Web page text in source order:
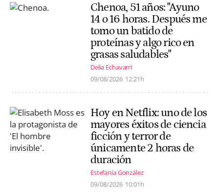
Chenoa, 51 años: "Ayuno
14 o 16 horas. Después me
tomo un batido de
proteínas y algo rico en
grasas saludables"
Delia Echavarri
09/08/2026 12:21h
Hoy en Netflix: uno de los
mayores éxitos de ciencia
ficción y terror de
únicamente 2 horas de
duración
Estefanía González
09/08/2026 10:01h